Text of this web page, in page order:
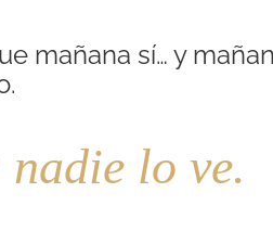
mañana sí… y
lo ve.